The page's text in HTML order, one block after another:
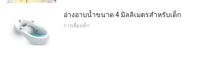
อ่างอาบน้ำขนาด 4 มิลลิเมตรสำหรับเด็ก
การเลี้ยงเด็ก